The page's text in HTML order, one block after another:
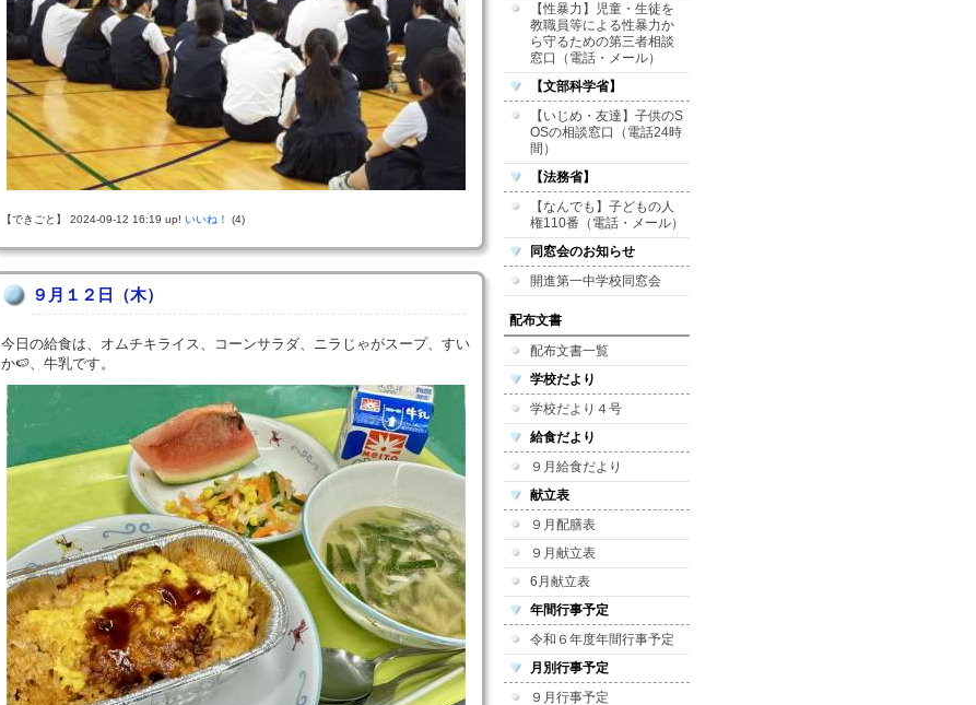
【できごと】 2024-09-12 16:19 up! いいね！ (4)
９月１２日（木）
今日の給食は、オムチキライス、コーンサラダ、ニラじゃがスープ、すい
か🍉、牛乳です。
【性暴力】児童・生徒を
教職員等による性暴力か
ら守るための第三者相談
窓口（電話・メール）
【文部科学省】
【いじめ・友達】子供のS
OSの相談窓口（電話24時
間）
【法務省】
【なんでも】子どもの人
権110番（電話・メール）
同窓会のお知らせ
開進第一中学校同窓会
配布文書
配布文書一覧
学校だより
学校だより４号
給食だより
９月給食だより
献立表
９月配膳表
９月献立表
6月献立表
年間行事予定
令和６年度年間行事予定
月別行事予定
９月行事予定